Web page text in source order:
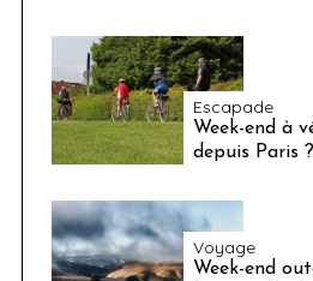
Escapade
Week-end à
depuis Paris ?
Voyage
Week-end